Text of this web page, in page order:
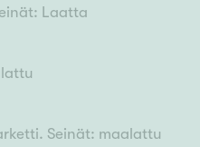
Laatta
Seinät: maalattu